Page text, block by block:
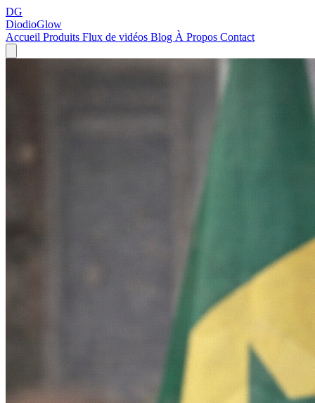
DG
DiodioGlow
Accueil Produits Flux de vidéos Blog À Propos Contact